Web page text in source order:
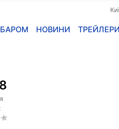
НОВИНИ ТРЕЙЛЕРИ